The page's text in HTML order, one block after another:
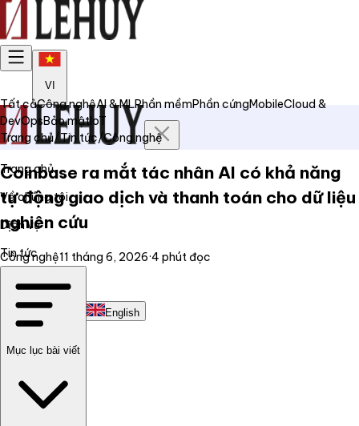
VI
Trang chủ
Về chúng tôi
Dịch vụ
Tin tức
Liên hệ
Tiếng Việt English
Tất cảCông nghệAI & MLPhần mềmPhần cứngMobileCloud &
DevOpsBảo mậtIoT
Trang chủ/Tin tức/Công nghệ
Coinbase ra mắt tác nhân AI có khả năng
tự động giao dịch và thanh toán cho dữ liệu
nghiên cứu
Công nghệ11 tháng 6, 2026·4 phút đọc
Mục lục bài viết